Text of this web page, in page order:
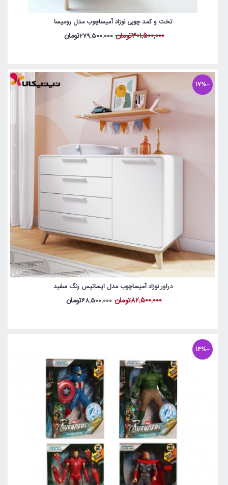
تخت و کمد چوبی نوزاد آمیساچوب مدل رومیسا
301,500,000تومان 279,500,000تومان
-17%
دراور نوزاد آمیساچوب مدل ایساتیس رنگ سفید
82,500,000تومان 68,500,000تومان
-14%